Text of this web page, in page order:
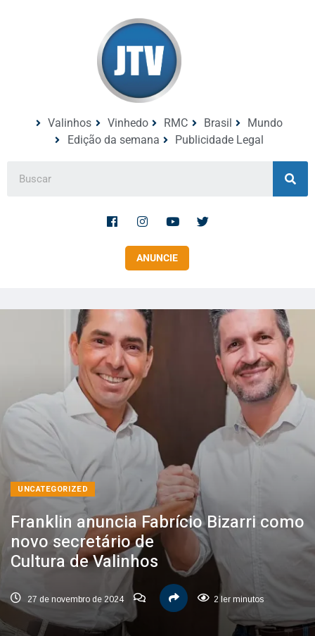
Valinhos Vinhedo RMC Brasil
Mundo
Edição da semana
Publicidade Legal
ANUNCIE
UNCATEGORIZED
Franklin anuncia Fabrício Bizarri como
novo secretário de
Cultura de Valinhos
27 de novembro de 2024 2 ler minutos